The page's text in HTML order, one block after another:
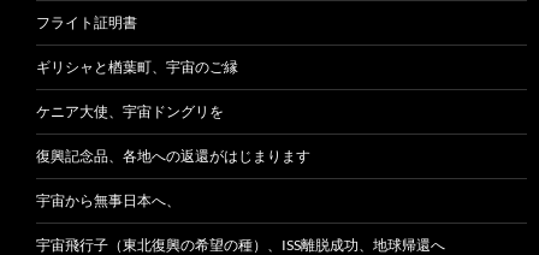
フライト証明書
ギリシャと楢葉町、宇宙のご縁
ケニア大使、宇宙ドングリを
復興記念品、各地への返還がはじまります
宇宙から無事日本へ、
宇宙飛行子（東北復興の希望の種）、ISS離脱成功、地球帰還へ